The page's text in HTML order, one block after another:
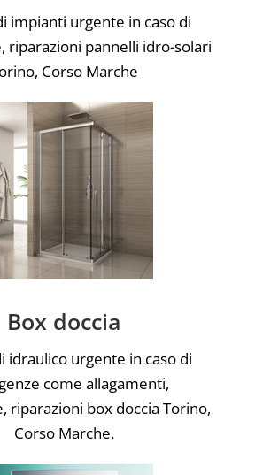
impianti urgente in caso di
riparazioni pannelli idro-solari
Corso Marche
Box doccia
idraulico urgente in caso di
come allagamenti,
riparazioni box doccia Torino,
Corso Marche.